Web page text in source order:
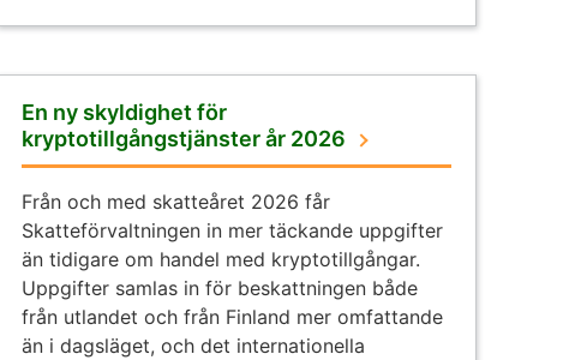
En ny skyldighet för
kryptotillgångstjänster år 2026
Från och med skatteåret 2026 får
Skatteförvaltningen in mer täckande uppgifter
än tidigare om handel med kryptotillgångar.
Uppgifter samlas in för beskattningen både
från utlandet och från Finland mer omfattande
än i dagsläget, och det internationella